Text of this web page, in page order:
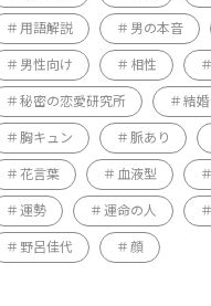
用語解説 男の本音
男性向け 相性
秘密の恋愛研究所 結婚
胸キュン 脈あり
花言葉 血液型
運勢 運命の人
野呂佳代 顔